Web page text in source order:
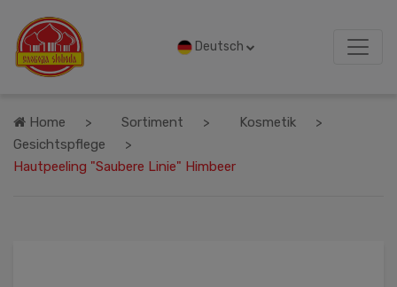
Deutsch
Home Sortiment
Kosmetik
Gesichtspflege
Hautpeeling "Saubere Linie" Himbeer